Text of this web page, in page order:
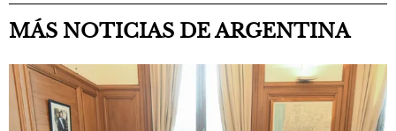
MÁS NOTICIAS DE ARGENTINA